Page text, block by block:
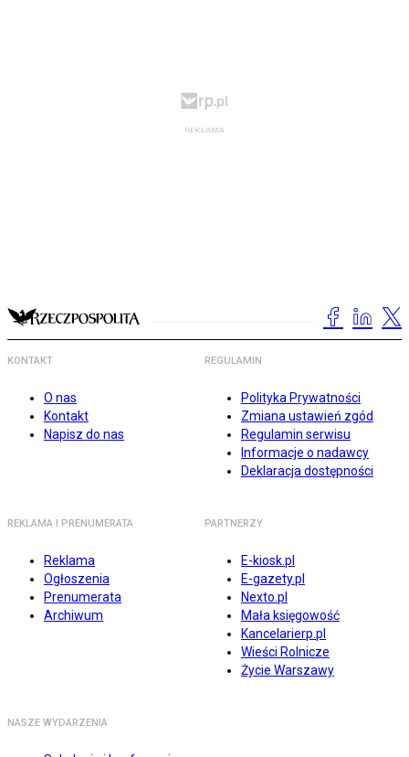
KONTAKT
O nas
Kontakt
Napisz do nas
REGULAMIN
Polityka Prywatności
Zmiana ustawień zgód
Regulamin serwisu
Informacje o nadawcy
Deklaracja dostępności
REKLAMA I PRENUMERATA
Reklama
Ogłoszenia
Prenumerata
Archiwum
PARTNERZY
E-kiosk.pl
E-gazety.pl
Nexto.pl
Mała księgowość
Kancelarierp.pl
Wieści Rolnicze
Życie Warszawy
NASZE WYDARZENIA